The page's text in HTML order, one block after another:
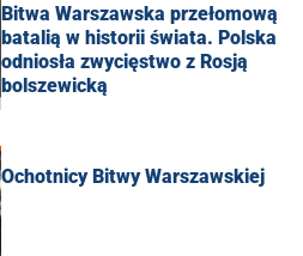
Bitwa Warszawska przełomową
batalią w historii świata. Polska
odniosła zwycięstwo z Rosją
bolszewicką
Ochotnicy Bitwy Warszawskiej